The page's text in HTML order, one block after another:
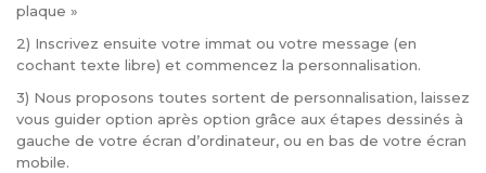
plaque »
2) Inscrivez ensuite votre immat ou votre message (en
cochant texte libre) et commencez la personnalisation.
3) Nous proposons toutes sortent de personnalisation, laissez
vous guider option après option grâce aux étapes dessinés à
gauche de votre écran d’ordinateur, ou en bas de votre écran
mobile.